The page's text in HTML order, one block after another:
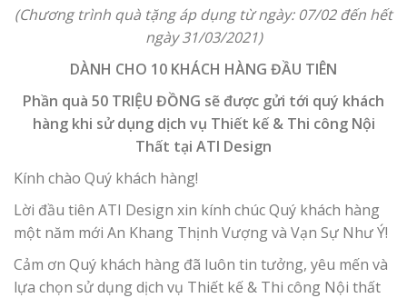
(Chương trình quà tặng áp dụng từ ngày: 07/02 đến hết
ngày 31/03/2021)
DÀNH CHO 10 KHÁCH HÀNG ĐẦU TIÊN
Phần quà 50 TRIỆU ĐỒNG sẽ được gửi tới quý khách
hàng khi sử dụng dịch vụ Thiết kế & Thi công Nội
Thất tại ATI Design
Kính chào Quý khách hàng!
Lời đầu tiên ATI Design xin kính chúc Quý khách hàng
một năm mới An Khang Thịnh Vượng và Vạn Sự Như Ý!
Cảm ơn Quý khách hàng đã luôn tin tưởng, yêu mến và
lựa chọn sử dụng dịch vụ Thiết kế & Thi công Nội thất